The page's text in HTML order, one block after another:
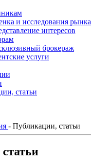
и исследования рынка
интересов
брокераж
услуги
статьи
- Публикации, статьи